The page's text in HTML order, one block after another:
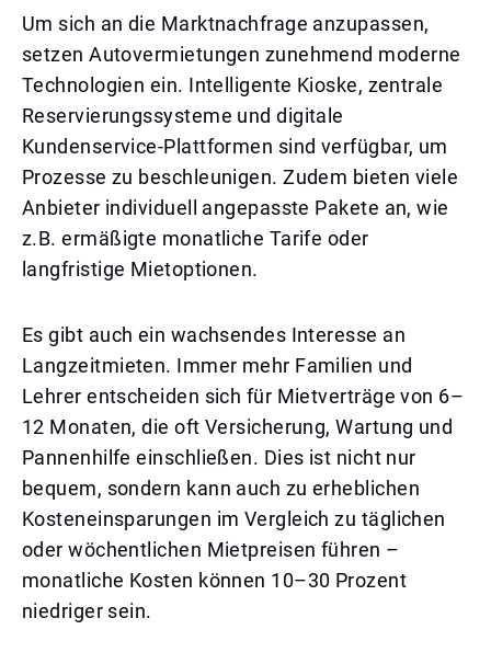
Um sich an die Marktnachfrage anzupassen,
setzen Autovermietungen zunehmend moderne
Technologien ein. Intelligente Kioske, zentrale
Reservierungssysteme und digitale
Kundenservice-Plattformen sind verfügbar, um
Prozesse zu beschleunigen. Zudem bieten viele
Anbieter individuell angepasste Pakete an, wie
z.B. ermäßigte monatliche Tarife oder
langfristige Mietoptionen.
Es gibt auch ein wachsendes Interesse an
Langzeitmieten. Immer mehr Familien und
Lehrer entscheiden sich für Mietverträge von 6–
12 Monaten, die oft Versicherung, Wartung und
Pannenhilfe einschließen. Dies ist nicht nur
bequem, sondern kann auch zu erheblichen
Kosteneinsparungen im Vergleich zu täglichen
oder wöchentlichen Mietpreisen führen –
monatliche Kosten können 10–30 Prozent
niedriger sein.